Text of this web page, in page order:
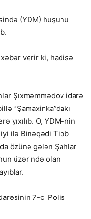
(YDM) huşunu
verir ki, hadisə
Şıxməmmədov idarə
“Şamaxinka”dakı
yıxılıb. O, YDM-nin
ilə Binəqədi Tibb
özünə gələn Şahlar
üzərində olan
7-ci Polis